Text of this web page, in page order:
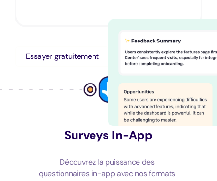
Essayer gratuitement Demander une démo
Surveys In-App
Découvrez la puissance des
questionnaires in-app avec nos formats